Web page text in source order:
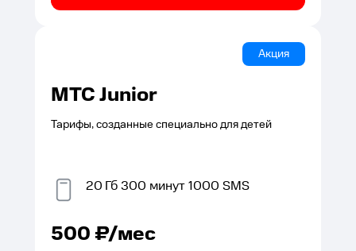
Акция
МТС Junior
Тарифы, созданные специально для детей
20 Гб300 минут1000 SMS
500₽/мес